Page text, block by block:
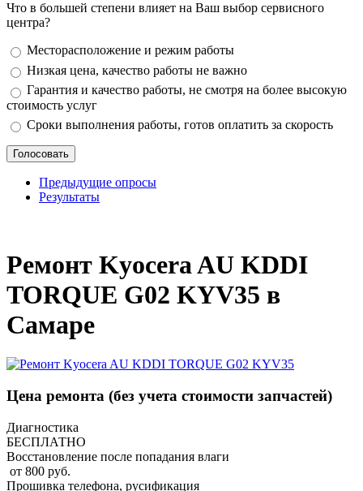
Что в большей степени влияет на Ваш выбор сервисного
центра?
Варианты
Месторасположение и режим работы
Низкая цена, качество работы не важно
Гарантия и качество работы, не смотря на более высокую
стоимость услуг
Сроки выполнения работы, готов оплатить за скорость
Предыдущие опросы
Результаты
Ремонт Kyocera AU KDDI
TORQUE G02 KYV35 в
Самаре
Цена ремонта (без учета стоимости запчастей)
Диагностика
БЕСПЛАТНО
Восстановление после попадания влаги
от 800 руб.
Прошивка телефона, русификация